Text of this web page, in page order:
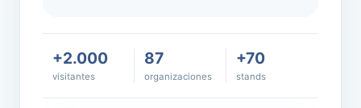
+2.000
visitantes
87
organizaciones
+70
stands